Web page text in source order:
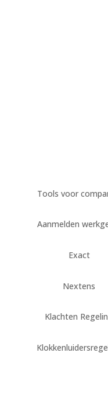
Tools voor
Aanmelden
Exact
Nextens
Klachten